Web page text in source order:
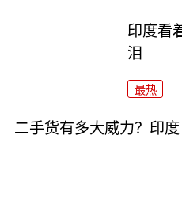
印度看
泪
最热
二手货有多大威力？印